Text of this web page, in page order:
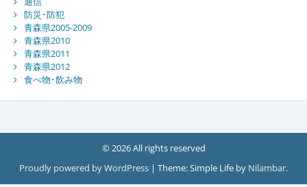
防災･防犯
青森県2005-2009
青森県2010
青森県2011
青森県2012
食べ物･飲み物
© 2026 All rights reserved
Proudly powered by WordPress | Theme: Simple Life by Nilambar.